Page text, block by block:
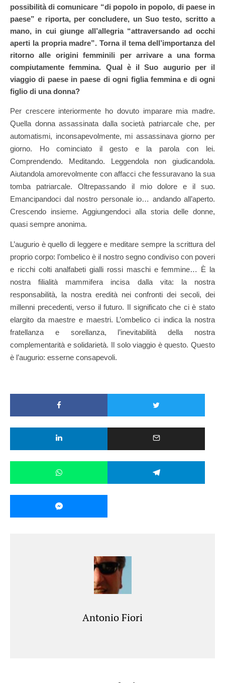
possibilità di comunicare “di popolo in popolo, di paese in
paese” e riporta, per concludere, un Suo testo, scritto a
mano, in cui giunge all’allegria “attraversando ad occhi
aperti la propria madre”. Torna il tema dell’importanza del
ritorno alle origini femminili per arrivare a una forma
compiutamente femmina. Qual è il Suo augurio per il
viaggio di paese in paese di ogni figlia femmina e di ogni
figlio di una donna?
Per crescere interiormente ho dovuto imparare mia madre.
Quella donna assassinata dalla società patriarcale che, per
automatismi, inconsapevolmente, mi assassinava giorno per
giorno. Ho cominciato il gesto e la parola con lei.
Comprendendo. Meditando. Leggendola non giudicandola.
Aiutandola amorevolmente con affacci che fessuravano la sua
tomba patriarcale. Oltrepassando il mio dolore e il suo.
Emancipandoci dal nostro personale io… andando all’aperto.
Crescendo insieme. Aggiungendoci alla storia delle donne,
quasi sempre anonima.
L’augurio è quello di leggere e meditare sempre la scrittura del
proprio corpo: l’ombelico è il nostro segno condiviso con poveri
e ricchi colti analfabeti gialli rossi maschi e femmine… È la
nostra filialità mammifera incisa dalla vita: la nostra
responsabilità, la nostra eredità nei confronti dei secoli, dei
millenni precedenti, verso il futuro. Il significato che ci è stato
elargito da maestre e maestri. L’ombelico ci indica la nostra
fratellanza e sorellanza, l’inevitabilità della nostra
complementarità e solidarietà. Il solo viaggio è questo. Questo
è l’augurio: esserne consapevoli.
Antonio Fiori